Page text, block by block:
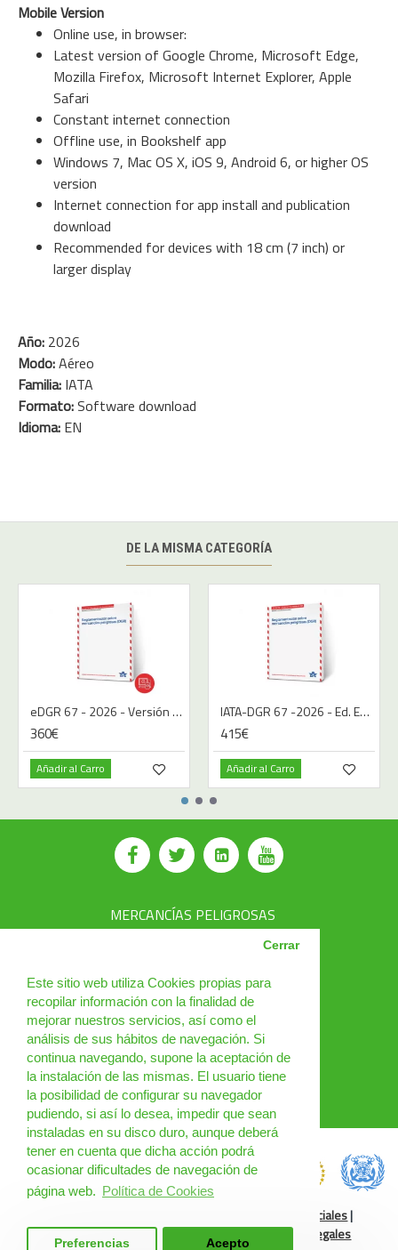
Este sitio web utiliza Cookies propias para
recopilar información con la finalidad de
mejorar nuestros servicios, así como el
análisis de sus hábitos de navegación. Si
continua navegando, supone la aceptación de
la instalación de las mismas. El usuario tiene
la posibilidad de configurar su navegador
pudiendo, si así lo desea, impedir que sean
instaladas en su disco duro, aunque deberá
tener en cuenta que dicha acción podrá
ocasionar dificultades de navegación de
página web. Política de Cookies
Cerrar
Preferencias Acepto
Mobile Version
Online use, in browser:
Latest version of Google Chrome, Microsoft Edge,
Mozilla Firefox, Microsoft Internet Explorer, Apple
Safari
Constant internet connection
Offline use, in Bookshelf app
Windows 7, Mac OS X, iOS 9, Android 6, or higher OS
version
Internet connection for app install and publication
download
Recommended for devices with 18 cm (7 inch) or
larger display
Año: 2026
Modo:Aéreo
Familia: IATA
Formato:Software download
Idioma: EN
DE LA MISMA CATEGORÍA
eDGR 67 - 2026 - Versión Digital - Español
360€
Añadir al Carro
IATA-DGR 67 -2026 - Ed. Español | Libro
415€
Añadir al Carro
MERCANCÍAS PELIGROSAS
PRODUCTOS
CURSOS
NOTICIAS
¿QUIÉNES SOMOS?
CONTACTO
Redes Sociales|
Condiciones Generales
Cláusulas legales